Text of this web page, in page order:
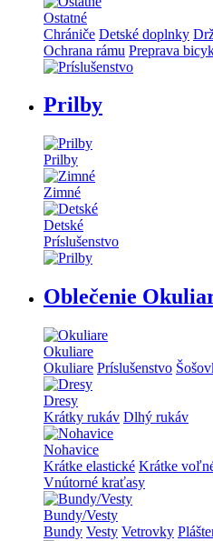
Ostatné
Chrániče Detské doplnky
Ochrana rámu Preprava
Prilby
Prilby
Zimné
Detské
Príslušenstvo
Oblečenie
Okuliare
Okuliare Príslušenstvo
Dresy
Krátky rukáv Dlhý rukáv
Nohavice
Krátke elastické Krátke
Vnútorné kraťasy
Bundy/Vesty
Bundy Vesty Vetrovky